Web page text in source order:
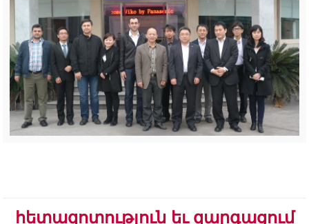
հետազոտություն եւ զարգացում